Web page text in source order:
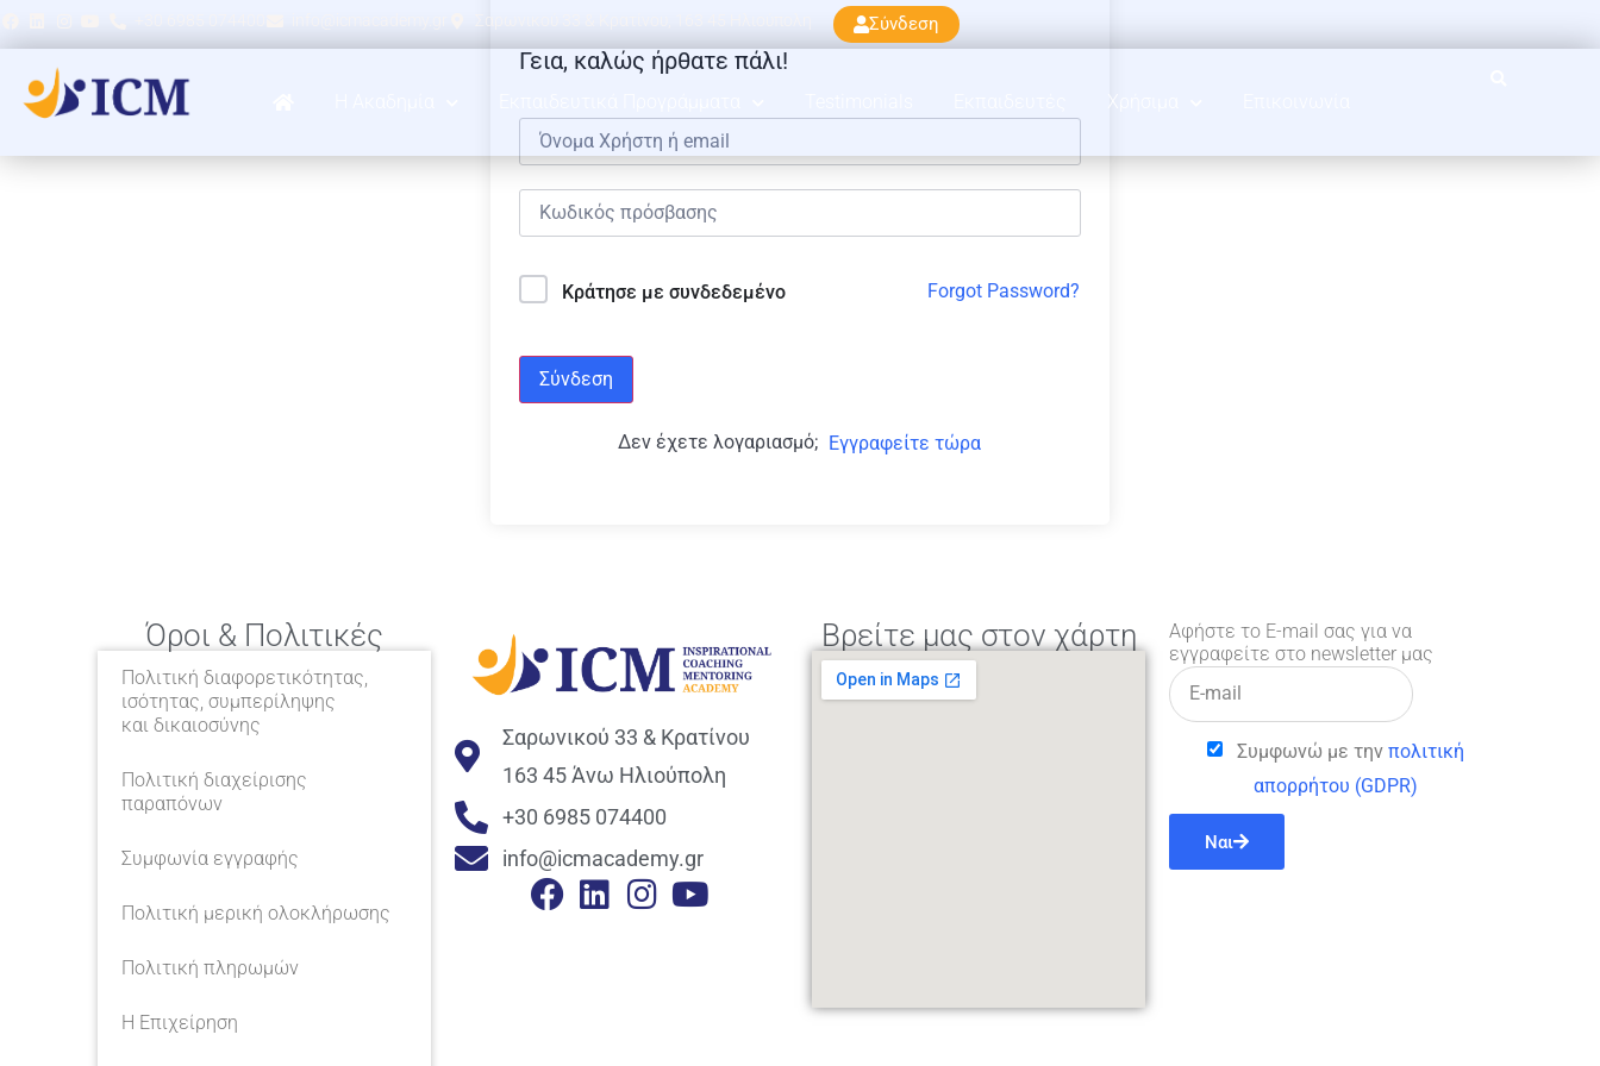
Σύνδεση
Χρήσιμα
Γεια, καλώς ήρθατε πάλι!
Κράτησε με συνδεδεμένο Forgot Password?
Σύνδεση
Δεν έχετε λογαριασμό; Εγγραφείτε τώρα
Όροι & Πολιτικές
Πολιτική διαφορετικότητας,
ισότητας, συμπερίληψης
και δικαιοσύνης
Πολιτική διαχείρισης
παραπόνων
Συμφωνία εγγραφής
Πολιτική μερική ολοκλήρωσης
Πολιτική πληρωμών
Η Επιχείρηση
Σαρωνικού 33 & Κρατίνου
163 45 Άνω Ηλιούπολη
+30 6985 074400
info@icmacademy.gr
Βρείτε μας στον χάρτη
Αφήστε το E-mail σας για να
εγγραφείτε στο newsletter μας
Συμφωνώ με την πολιτική
απορρήτου (GDPR)
Ναι